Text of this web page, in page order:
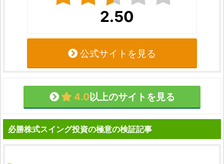
2.50
公式サイトを見る
4.0以上のサイトを見る
必勝株式スイング投資の極意の検証記事